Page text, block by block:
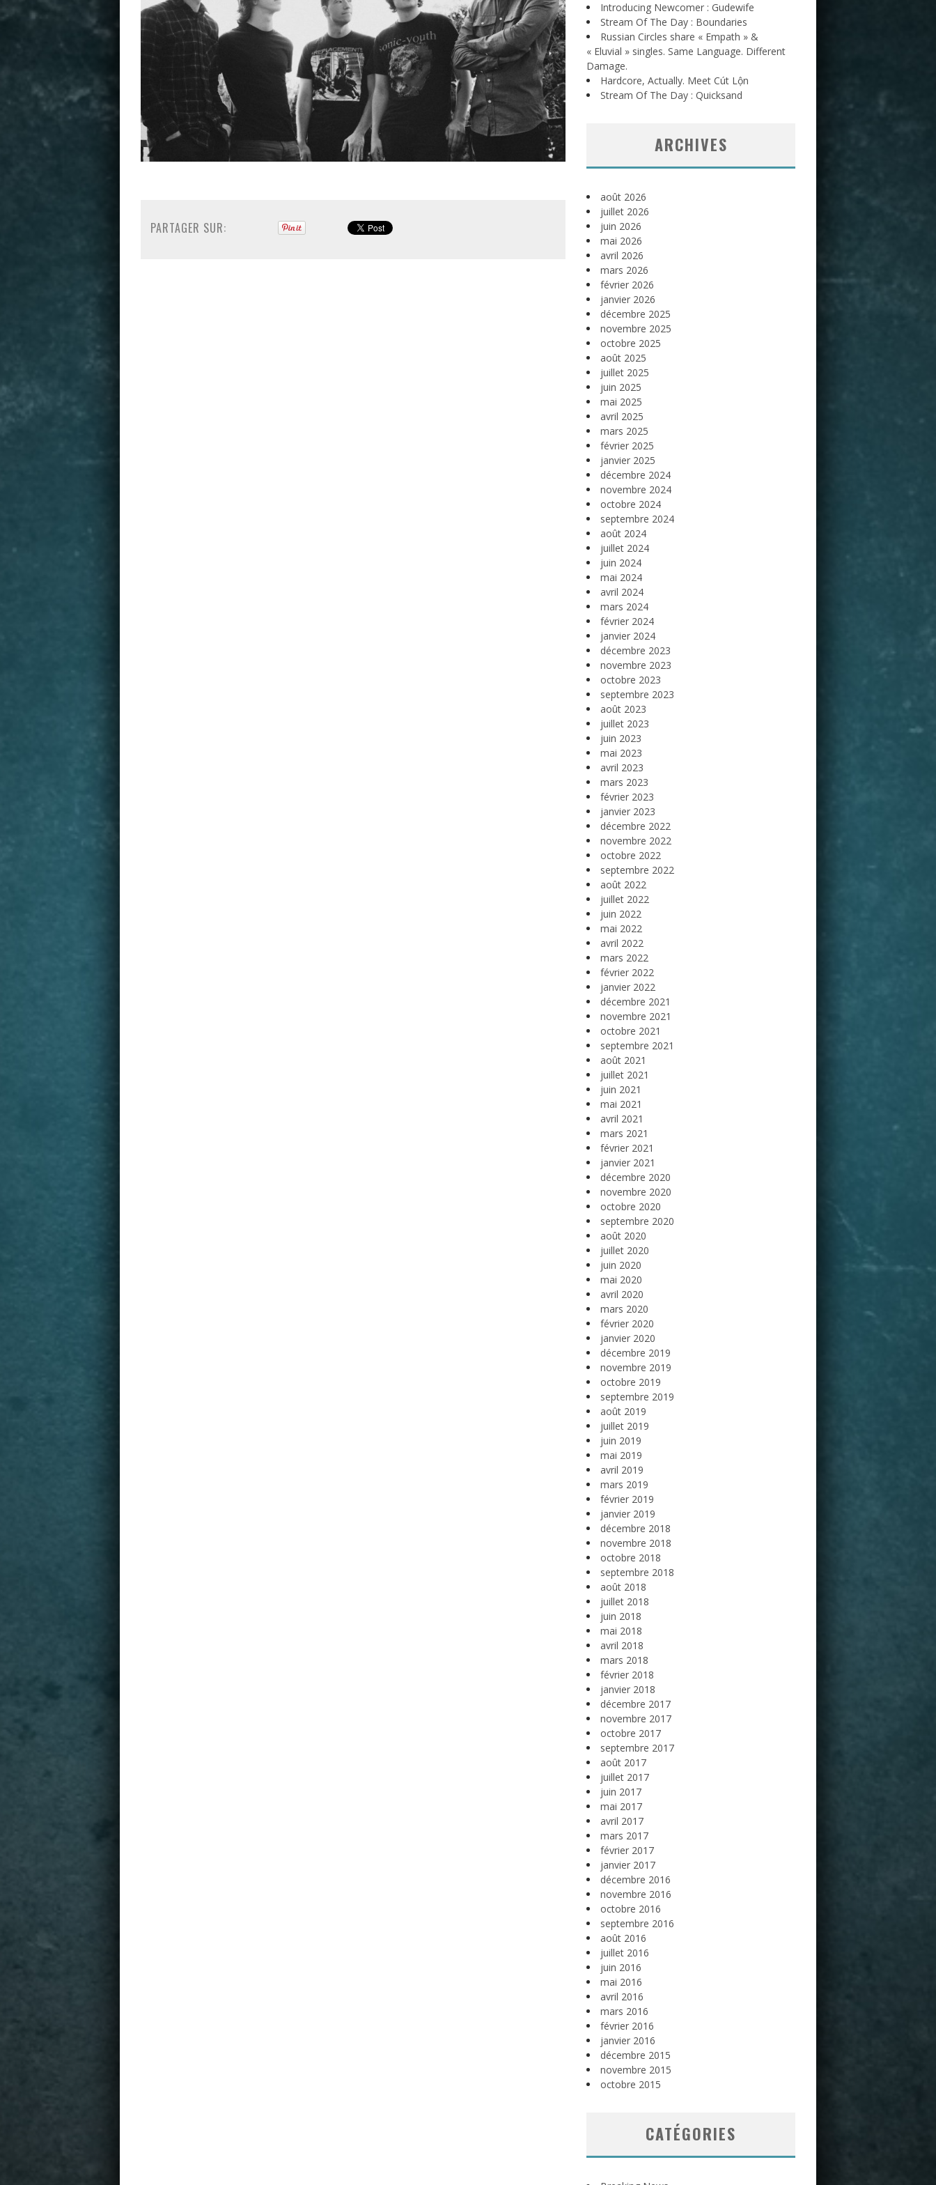
PARTAGER SUR:
Introducing Newcomer : Gudewife
Stream Of The Day : Boundaries
Russian Circles share « Empath » &
« Eluvial » singles. Same Language. Different
Damage.
Hardcore, Actually. Meet Cút Lộn
Stream Of The Day : Quicksand
ARCHIVES
août 2026
juillet 2026
juin 2026
mai 2026
avril 2026
mars 2026
février 2026
janvier 2026
décembre 2025
novembre 2025
octobre 2025
août 2025
juillet 2025
juin 2025
mai 2025
avril 2025
mars 2025
février 2025
janvier 2025
décembre 2024
novembre 2024
octobre 2024
septembre 2024
août 2024
juillet 2024
juin 2024
mai 2024
avril 2024
mars 2024
février 2024
janvier 2024
décembre 2023
novembre 2023
octobre 2023
septembre 2023
août 2023
juillet 2023
juin 2023
mai 2023
avril 2023
mars 2023
février 2023
janvier 2023
décembre 2022
novembre 2022
octobre 2022
septembre 2022
août 2022
juillet 2022
juin 2022
mai 2022
avril 2022
mars 2022
février 2022
janvier 2022
décembre 2021
novembre 2021
octobre 2021
septembre 2021
août 2021
juillet 2021
juin 2021
mai 2021
avril 2021
mars 2021
février 2021
janvier 2021
décembre 2020
novembre 2020
octobre 2020
septembre 2020
août 2020
juillet 2020
juin 2020
mai 2020
avril 2020
mars 2020
février 2020
janvier 2020
décembre 2019
novembre 2019
octobre 2019
septembre 2019
août 2019
juillet 2019
juin 2019
mai 2019
avril 2019
mars 2019
février 2019
janvier 2019
décembre 2018
novembre 2018
octobre 2018
septembre 2018
août 2018
juillet 2018
juin 2018
mai 2018
avril 2018
mars 2018
février 2018
janvier 2018
décembre 2017
novembre 2017
octobre 2017
septembre 2017
août 2017
juillet 2017
juin 2017
mai 2017
avril 2017
mars 2017
février 2017
janvier 2017
décembre 2016
novembre 2016
octobre 2016
septembre 2016
août 2016
juillet 2016
juin 2016
mai 2016
avril 2016
mars 2016
février 2016
janvier 2016
décembre 2015
novembre 2015
octobre 2015
CATÉGORIES